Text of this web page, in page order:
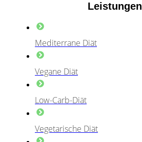
Leistungen
Mediterrane Diät
Vegane Diät
Low-Carb-Diät
Vegetarische Diät